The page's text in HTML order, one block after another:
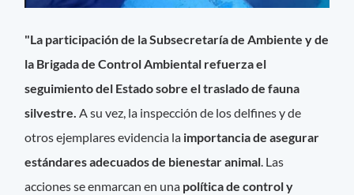
"La participación de la Subsecretaría de Ambiente y de
la Brigada de Control Ambiental refuerza el
seguimiento del Estado sobre el traslado de fauna
silvestre. A su vez, la inspección de los delfines y de
otros ejemplares evidencia la importancia de asegurar
estándares adecuados de bienestar animal. Las
acciones se enmarcan en una política de control y